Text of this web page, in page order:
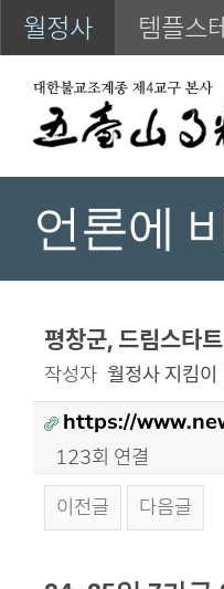
월정사 템플스
언론에
평창군, 드림스타
작성자 월정사 지킴이
https://
123회 연결
이전글
다음글